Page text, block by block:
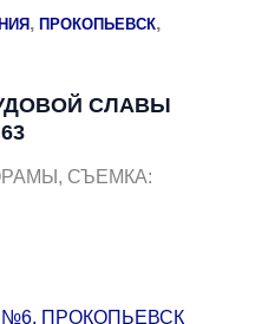
,ПРОКОПЬЕВСК,
СЛАВЫ
СЪЕМКА: